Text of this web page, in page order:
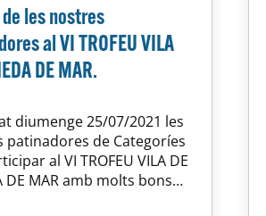
les nostres
al VI TROFEU VILA
DE MAR.
diumenge 25/07/2021 les
patinadores de Categoríes
al VI TROFEU VILA DE
DE MAR amb molts bons